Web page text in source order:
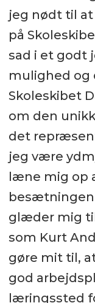
jeg nødt til
på
sad i et godt
mulighed og
Skoleskibet
om den
det
jeg være
læne mig op
besætningen
glæder mig
som Kurt
gøre mit til,
god
læringssted